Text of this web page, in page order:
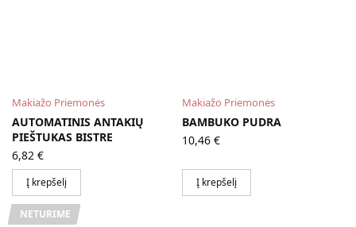
Makiažo Priemonės
AUTOMATINIS ANTAKIŲ
PIEŠTUKAS BISTRE
6,82 €
Į krepšelį
Makiažo Priemonės
BAMBUKO PUDRA
10,46 €
Į krepšelį
NETURIME